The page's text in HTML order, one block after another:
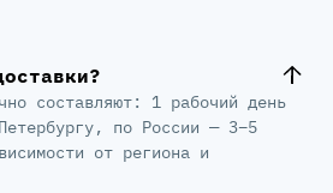
составляют: 1 рабочий день
по России — 3–5
от региона и